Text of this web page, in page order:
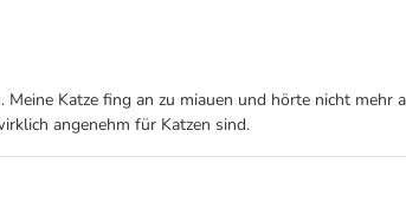
Katze fing an zu miauen und hörte nicht
angenehm für Katzen sind.